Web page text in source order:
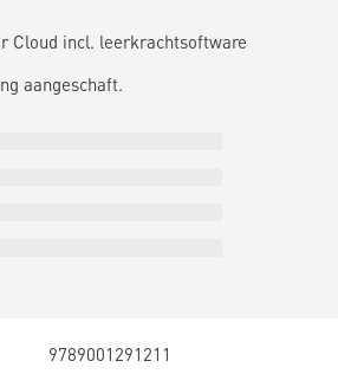
Cloud incl. leerkrachtsoftware
aangeschaft.
9789001291211